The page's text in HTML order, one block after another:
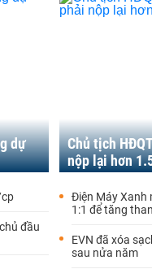
dự
đầu
Chủ tịch
nộp lại hơn
Điện Máy Xanh
1:1 để tăng
EVN đã xóa
sau nửa năm